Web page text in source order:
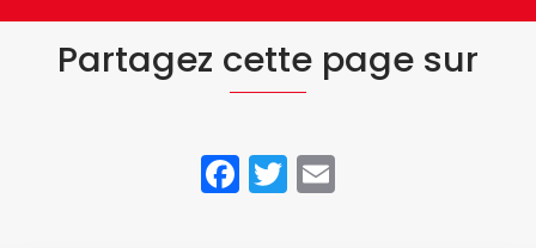
Partagez cette page sur
Facebook
Twitter